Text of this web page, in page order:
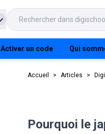
Activer un code Qui
Accueil > Articles >
Pourquoi le